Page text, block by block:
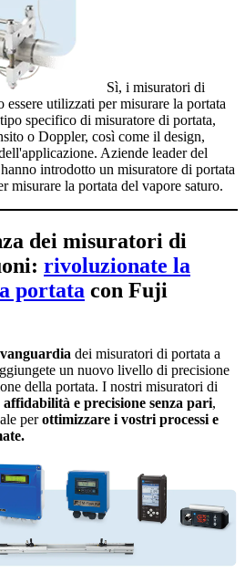
Sì, i misuratori di
essere utilizzati per misurare la portata
specifico di misuratore di portata,
o Doppler, così come il design,
Aziende leader del
introdotto un misuratore di portata
misurare la portata del vapore saturo.
dei misuratori di
rivoluzionate la
portata con Fuji
dei misuratori di portata a
un nuovo livello di precisione
della portata. I nostri misuratori di
affidabilità e precisione senza pari,
perottimizzare i vostri processi e